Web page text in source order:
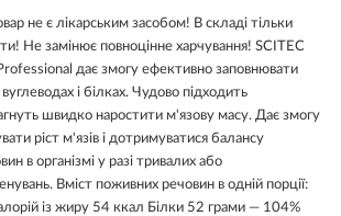
не є лікарським засобом! В складі тільки
Не замінює повноцінне харчування! SCITEC
дає змогу ефективно заповнювати
і білках. Чудово підходить
швидко наростити м'язову масу. Дає змогу
ріст м'язів і дотримуватися балансу
в організмі у разі тривалих або
Вміст поживних речовин в одній порції:
із жиру 54 ккал Білки 52 грами — 104%